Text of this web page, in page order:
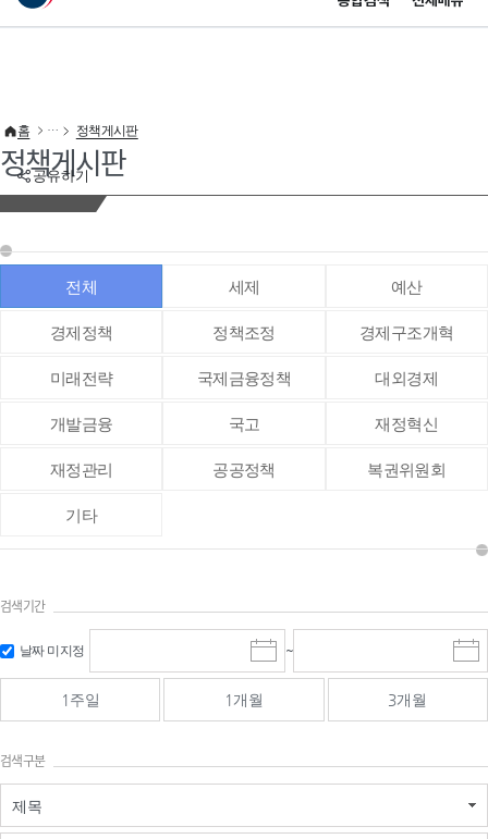
이 누리집은 대한민국 공식 전자정부 누리집입니다.
공유하기
홈 정책게시판
정책게시판
전체 세제 예산
경제정책 정책조정 경제구조개혁
미래전략 국제금융정책 대외경제
개발금융 국고 재정혁신
재정관리 공공정책 복권위원회
기타
검색기간
날짜 미지정
시
작
일
선
~
종
료
선
1주일 1개월 3개월
검색구분
제목